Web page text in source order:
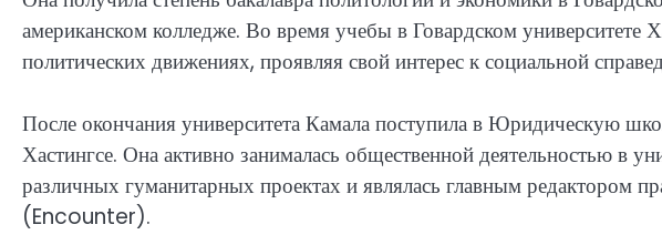
американском колледже. Во время учебы в Говардском университете
политических движениях, проявляя свой интерес к социальной
После окончания университета Камала поступила в Юридическую
Хастингсе. Она активно занималась общественной деятельностью в
различных гуманитарных проектах и являлась главным редактором
(Encounter).